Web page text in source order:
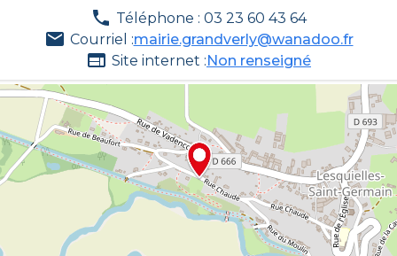
Téléphone : 03 23 60 43 64
Courriel :mairie.grandverly@wanadoo.fr
Site internet :Non renseigné